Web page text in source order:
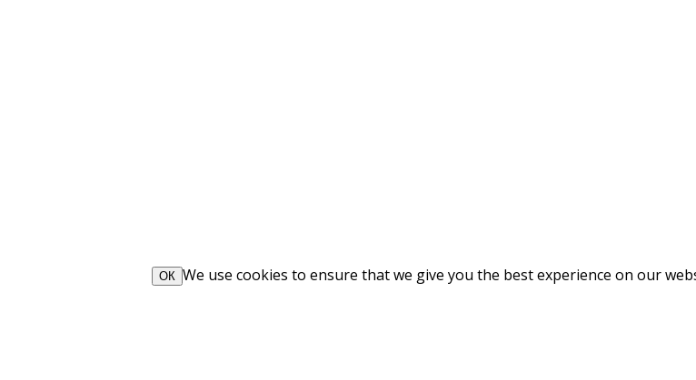
We use cookies to ensure that we give you the best experience on our
ОК